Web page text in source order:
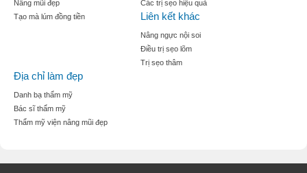
Nâng mũi đẹp
Tạo mà lúm đồng tiền
Các trị sẹo hiệu quả
Liên kết khác
Nâng ngực nội soi
Điều trị sẹo lõm
Trị sẹo thâm
Địa chỉ làm đẹp
Danh bạ thẩm mỹ
Bác sĩ thẩm mỹ
Thẩm mỹ viện nâng mũi đẹp